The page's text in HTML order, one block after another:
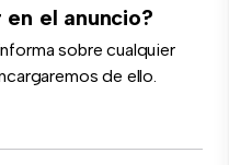
el anuncio?
sobre cualquier
de ello.